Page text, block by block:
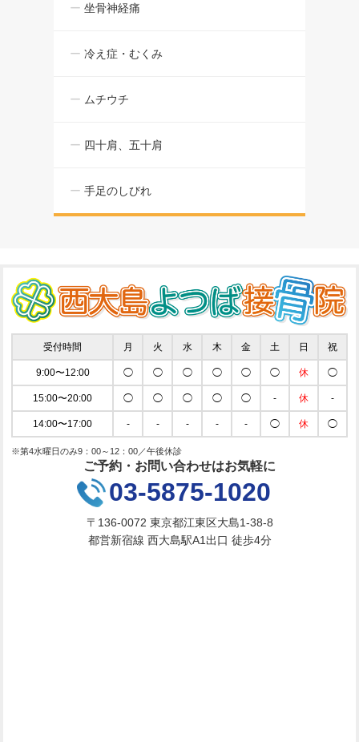
坐骨神経痛
冷え症・むくみ
ムチウチ
四十肩、五十肩
手足のしびれ
受付時間 月 火 水 木 金 土 日 祝
9:00〜12:00 ◯ ◯ ◯ ◯ ◯ ◯ 休 ◯
15:00〜20:00 ◯ ◯ ◯ ◯ ◯ - 休 -
14:00〜17:00 - - - - - ◯ 休 ◯
※第4水曜日のみ9：00～12：00／午後休診
ご予約・お問い合わせはお気軽に
03-5875-1020
〒136-0072 東京都江東区大島1-38-8
都営新宿線 西大島駅A1出口 徒歩4分